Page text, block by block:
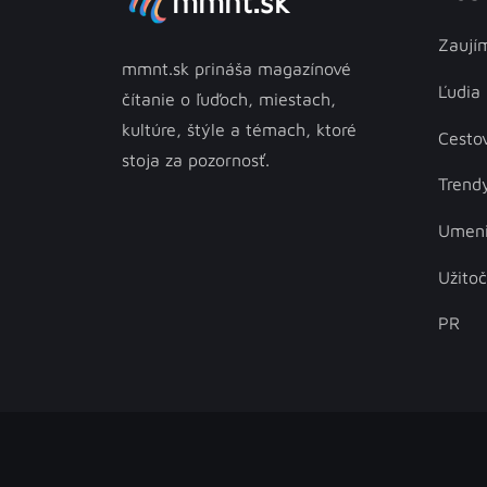
mmnt.sk prináša magazínové
čítanie o ľuďoch, miestach,
kultúre, štýle a témach, ktoré
stoja za pozornosť.
Ľudia
PR